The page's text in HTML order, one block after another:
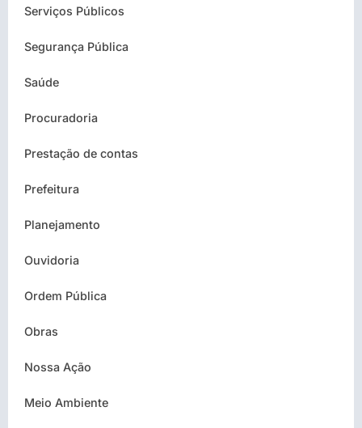
Serviços Públicos
Segurança Pública
Saúde
Procuradoria
Prestação de contas
Prefeitura
Planejamento
Ouvidoria
Ordem Pública
Obras
Nossa Ação
Meio Ambiente